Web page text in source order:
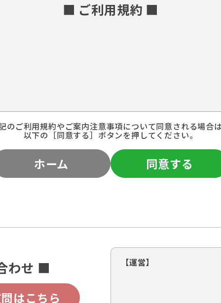
■ ご利用規約 ■
のご利用規約やご案内注意事項について同意される場合
以下の［同意する］ボタンを押してください。
ホーム 同意する
わせ ■
はこちら
【運営】